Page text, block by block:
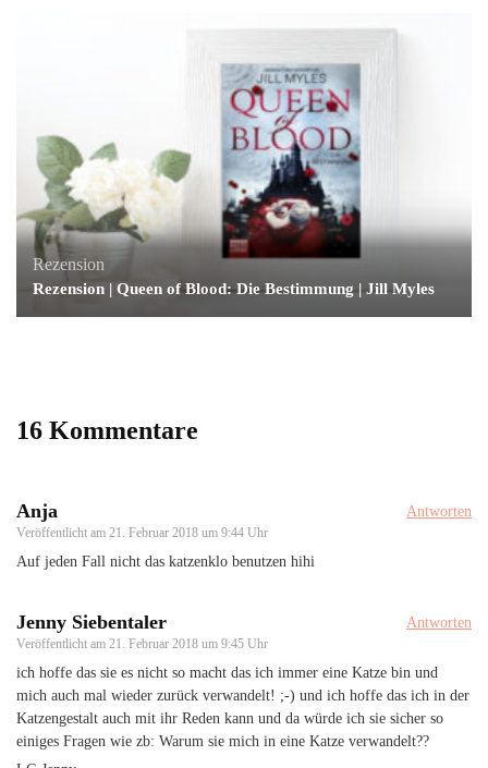
Rezension
Rezension | Queen of Blood: Die Bestimmung | Jill Myles
16 Kommentare
Anja
Veröffentlicht am 21. Februar 2018 um 9:44 Uhr
Antworten
Auf jeden Fall nicht das katzenklo benutzen hihi
Jenny Siebentaler
Veröffentlicht am 21. Februar 2018 um 9:45 Uhr
Antworten
ich hoffe das sie es nicht so macht das ich immer eine Katze bin und
mich auch mal wieder zurück verwandelt! ;-) und ich hoffe das ich in der
Katzengestalt auch mit ihr Reden kann und da würde ich sie sicher so
einiges Fragen wie zb: Warum sie mich in eine Katze verwandelt??